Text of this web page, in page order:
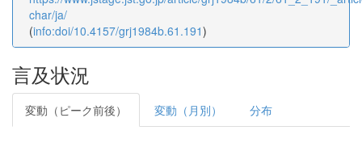
char/ja/
(info:doi/10.4157/grj1984b.61.191)
言及状況
変動（ピーク前後） 変動（月別） 分布